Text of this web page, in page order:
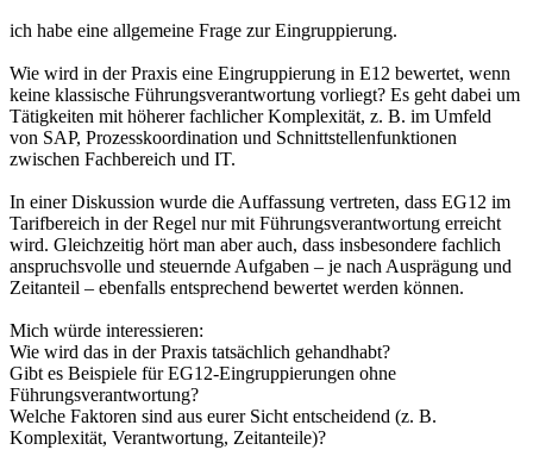
ich habe eine allgemeine Frage zur Eingruppierung.
Wie wird in der Praxis eine Eingruppierung in E12 bewertet, wenn
keine klassische Führungsverantwortung vorliegt? Es geht dabei um
Tätigkeiten mit höherer fachlicher Komplexität, z. B. im Umfeld
von SAP, Prozesskoordination und Schnittstellenfunktionen
zwischen Fachbereich und IT.
In einer Diskussion wurde die Auffassung vertreten, dass EG12 im
Tarifbereich in der Regel nur mit Führungsverantwortung erreicht
wird. Gleichzeitig hört man aber auch, dass insbesondere fachlich
anspruchsvolle und steuernde Aufgaben – je nach Ausprägung und
Zeitanteil – ebenfalls entsprechend bewertet werden können.
Mich würde interessieren:
Wie wird das in der Praxis tatsächlich gehandhabt?
Gibt es Beispiele für EG12-Eingruppierungen ohne
Führungsverantwortung?
Welche Faktoren sind aus eurer Sicht entscheidend (z. B.
Komplexität, Verantwortung, Zeitanteile)?